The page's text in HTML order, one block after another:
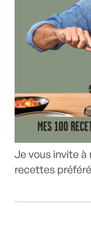
Je vous invite
recettes